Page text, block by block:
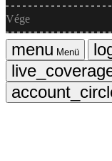
Vége
Menü